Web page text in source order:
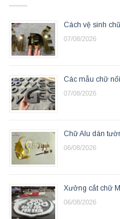
Cách vệ sinh
07/08/2026
Các mẫu chữ
07/08/2026
Chữ Alu dán
06/08/2026
Xưởng cắt chữ
06/08/2026